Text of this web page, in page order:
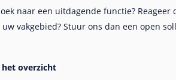
naar een uitdagende functie?
vakgebied? Stuur ons dan een open